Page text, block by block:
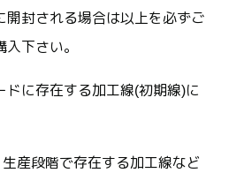
開封される場合は以上を必ずご
下さい。
ドに存在する加工線(初期線)に
産段階で存在する加工線など